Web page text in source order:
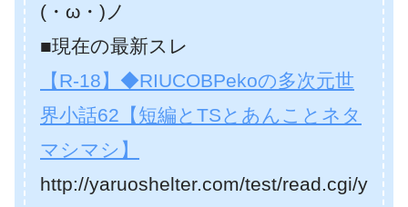
(・ω・)ノ
■現在の最新スレ
【R-18】◆RIUCOBPekoの多次元世
界小話62【短編とTSとあんことネタ
マシマシ】
http://yaruoshelter.com/test/read.cgi/y